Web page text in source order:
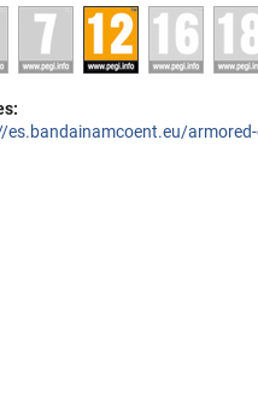
es.bandainamcoent.eu/